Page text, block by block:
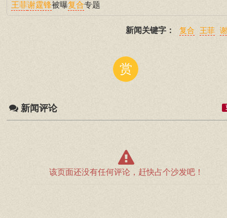
王菲谢霆锋被曝复合专题
新闻关键字： 复合 王菲
赏
新闻评论
该页面还没有任何评论，赶快占个沙发吧！